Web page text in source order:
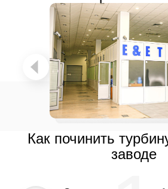
Как починить
заводе